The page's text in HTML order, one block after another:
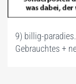
9) billig-
Gebrauchtes +